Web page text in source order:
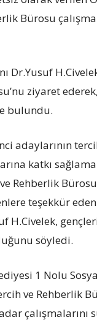
Bürosu
Dr.Yusuf
ziyaret
bulundu.
adaylarının
katkı
Rehberlik
teşekkür
H.Civelek,
söyledi.
1 Nolu
ve Rehberlik
çalışmalarını